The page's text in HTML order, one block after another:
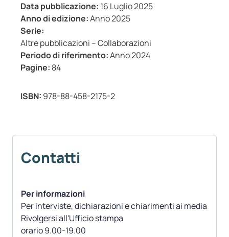
Data pubblicazione: 16 Luglio 2025
Anno di edizione:Anno 2025
Serie:
Altre pubblicazioni – Collaborazioni
Periodo di riferimento:Anno 2024
Pagine: 84
ISBN: 978-88-458-2175-2
Contatti
Per informazioni
Per interviste, dichiarazioni e chiarimenti ai media
Rivolgersi all'Ufficio stampa
orario 9.00-19.00